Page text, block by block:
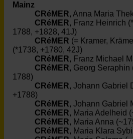
Mainz
CRéMER, Anna Maria
CRéMER, Franz Heinrich
1788, +1828, 41J)
CRéMER (= Kramer,
(*1738, +1780, 42J)
CRéMER, Franz Michael
CRéMER, Georg Seraphin
1788)
CRéMER, Johann Gabriel
+1788)
CRéMER, Johann Gabriel
CRéMER, Maria Adelheid
CRéMER, Maria Anna
CRéMER, Maria Klara